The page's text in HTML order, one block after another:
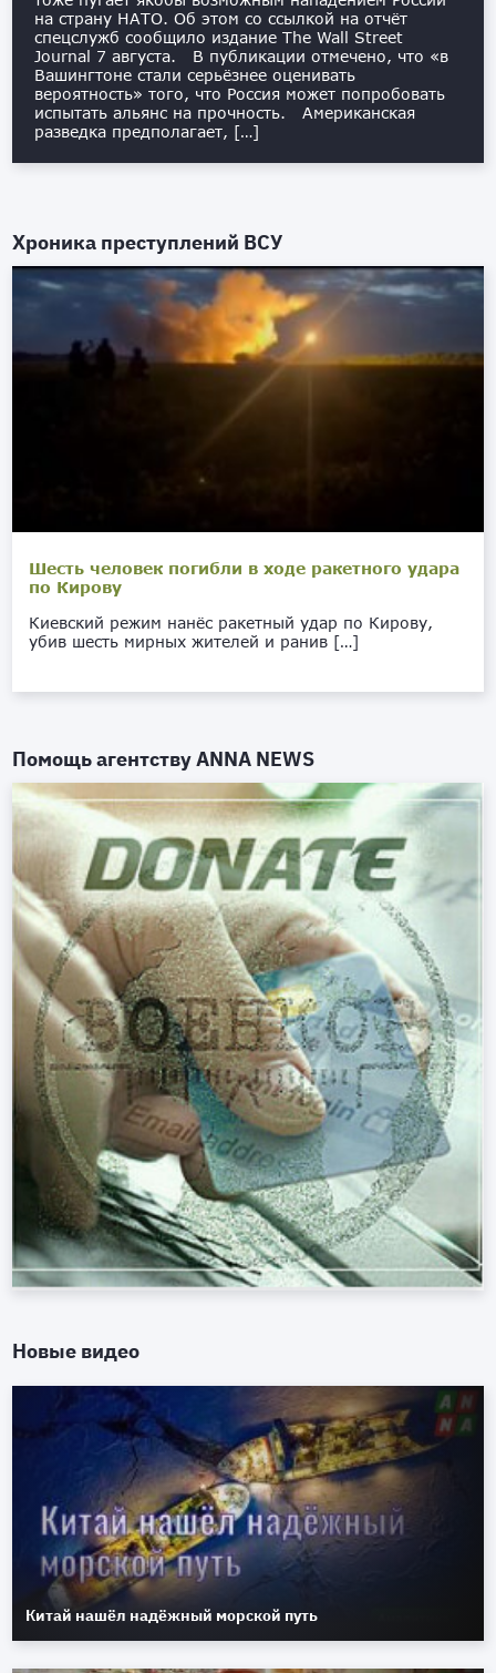
на страну НАТО. Об этом со ссылкой на отчёт
спецслужб сообщило издание The Wall Street
Journal 7 августа. В публикации отмечено, что «в
Вашингтоне стали серьёзнее оценивать
вероятность» того, что Россия может попробовать
испытать альянс на прочность. Американская
разведка предполагает, […]
Хроника преступлений ВСУ
Шесть человек погибли в ходе ракетного удара
по Кирову
Киевский режим нанёс ракетный удар по Кирову,
убив шесть мирных жителей и ранив […]
Помощь агентствуANNA NEWS
Новые видео
Китай нашёл надёжный морской путь